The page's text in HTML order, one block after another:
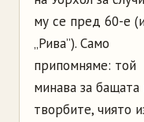
му се пред 60-е
„Рива”). Само
припомняме: той
минава за бащата
творбите, чиято